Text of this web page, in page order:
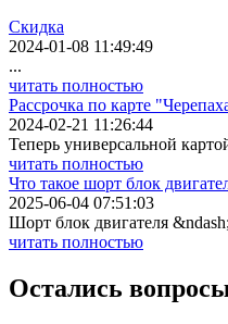
Скидка
2024-01-08 11:49:49
...
читать полностью
Рассрочка по карте
2024-02-21 11:26:44
Теперь универсальной
читать полностью
Что такое шорт блок
2025-06-04 07:51:03
Шорт блок двигателя
читать полностью
Остались